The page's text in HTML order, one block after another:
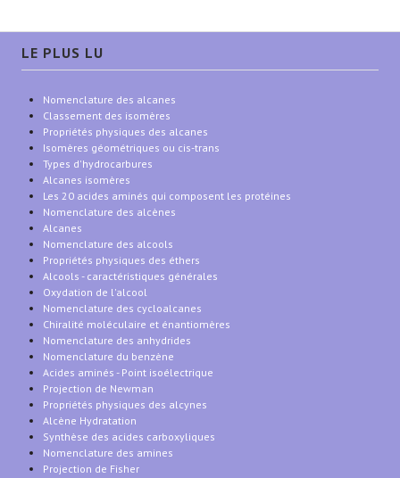
LE PLUS LU
Nomenclature des alcanes
Classement des isomères
Propriétés physiques des alcanes
Isomères géométriques ou cis-trans
Types d'hydrocarbures
Alcanes isomères
Les 20 acides aminés qui composent les protéines
Nomenclature des alcènes
Alcanes
Nomenclature des alcools
Propriétés physiques des éthers
Alcools - caractéristiques générales
Oxydation de l'alcool
Nomenclature des cycloalcanes
Chiralité moléculaire et énantiomères
Nomenclature des anhydrides
Nomenclature du benzène
Acides aminés - Point isoélectrique
Projection de Newman
Propriétés physiques des alcynes
Alcène Hydratation
Synthèse des acides carboxyliques
Nomenclature des amines
Projection de Fisher